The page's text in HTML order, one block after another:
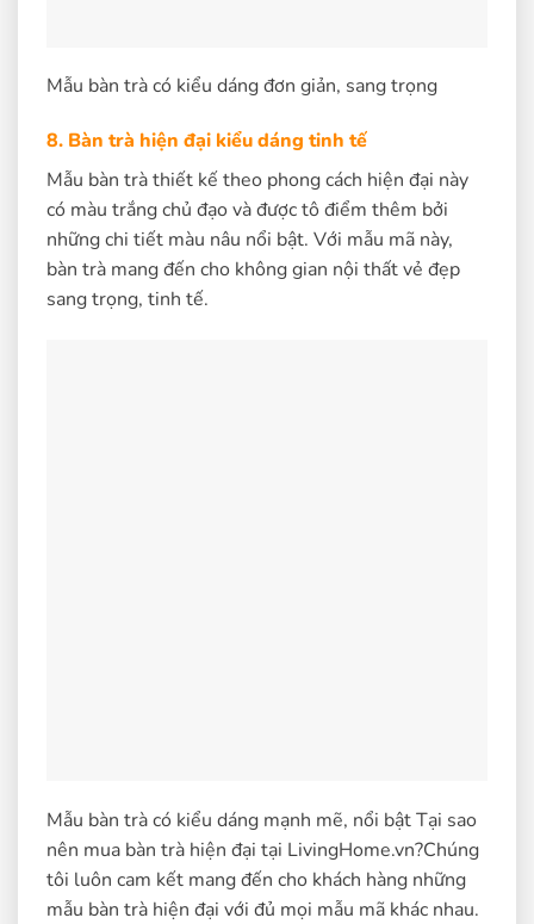
Mẫu bàn trà có kiểu dáng đơn giản, sang trọng
8. Bàn trà hiện đại kiểu dáng tinh tế
Mẫu bàn trà thiết kế theo phong cách hiện đại này
có màu trắng chủ đạo và được tô điểm thêm bởi
những chi tiết màu nâu nổi bật. Với mẫu mã này,
bàn trà mang đến cho không gian nội thất vẻ đẹp
sang trọng, tinh tế.
Mẫu bàn trà có kiểu dáng mạnh mẽ, nổi bật Tại sao
nên mua bàn trà hiện đại tại LivingHome.vn?Chúng
tôi luôn cam kết mang đến cho khách hàng những
mẫu bàn trà hiện đại với đủ mọi mẫu mã khác nhau.